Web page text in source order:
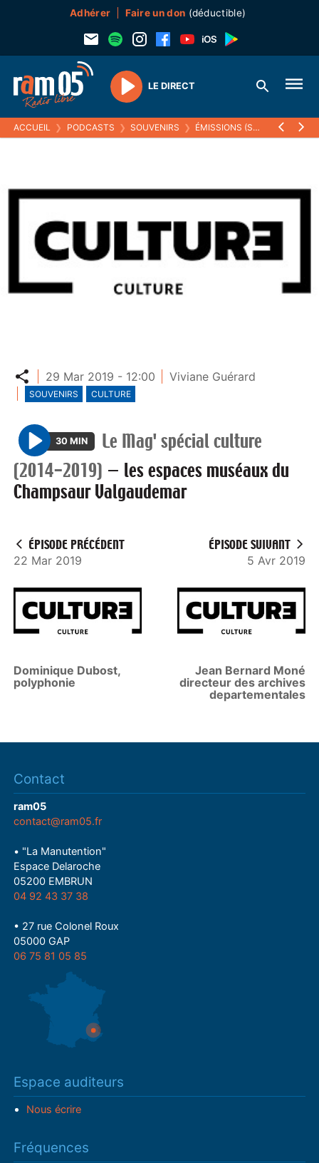
Adhérer Faire un don (déductible)
Play
LE DIRECT
ACCUEIL ❯ PODCASTS ❯ SOUVENIRS ❯ ÉMISSIONS (SOUVENIRS) ❯
Partager
29 Mar 2019 - 12:00 Viviane Guérard
SOUVENIRS CULTURE
P
l
a
30 MIN
Le Mag' spécial culture
(2014-2019) — les espaces muséaux du
Champsaur Valgaudemar
ÉPISODE PRÉCÉDENT
22 Mar 2019
Dominique Dubost,
polyphonie
ÉPISODE SUIVANT
5 Avr 2019
Jean Bernard Moné
directeur des archives
departementales
Contact
ram05
contact@ram05.fr
• "La Manutention"
Espace Delaroche
05200 EMBRUN
04 92 43 37 38
• 27 rue Colonel Roux
05000 GAP
06 75 81 05 85
Espace auditeurs
Nous écrire
Fréquences